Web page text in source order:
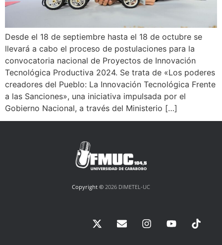
Desde el 18 de septiembre hasta el 18 de octubre se
llevará a cabo el proceso de postulaciones para la
convocatoria nacional de Proyectos de Innovación
Tecnológica Productiva 2024. Se trata de «Los poderes
creadores del Pueblo: La Innovación Tecnológica Frente
a las Sanciones», una iniciativa impulsada por el
Gobierno Nacional, a través del Ministerio […]
Copyright © 2026 DIMETEL-UC